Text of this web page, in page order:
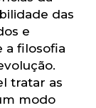
das
e
a filosofia
tratar as
modo